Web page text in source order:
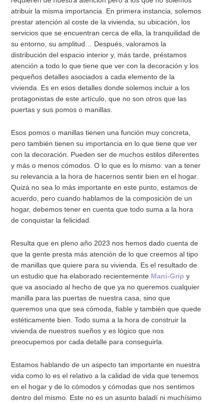
atribuir la misma importancia. En primera instancia, solemos
prestar atención al coste de la vivienda, su ubicación, los
servicios que se encuentran cerca de ella, la tranquilidad de
su entorno, su amplitud… Después, valoramos la
distribución del espacio interior y, más tarde, préstamos
atención a todo lo que tiene que ver con la decoración y los
pequeños detalles asociados a cada elemento de la
vivienda. Es en esos detalles donde solemos incluir a los
protagonistas de este artículo, que no son otros que las
puertas y sus pomos o manillas.
Esos pomos o manillas tienen una función muy concreta,
pero también tienen su importancia en lo que tiene que ver
con la decoración. Pueden ser de muchos estilos diferentes
y más o menos cómodos. O lo que es lo mismo: van a tener
su relevancia a la hora de hacernos sentir bien en el hogar.
Quizá no sea lo más importante en este punto, estamos de
acuerdo, pero cuando hablamos de la composición de un
hogar, debemos tener en cuenta que todo suma a la hora
de conquistar la felicidad.
Resulta que en pleno año 2023 nos hemos dado cuenta de
que la gente presta más atención de lo que creemos al tipo
de manillas que quiere para su vivienda. Es el resultado de
un estudio que ha elaborado recientemente Mani-Grip y
que va asociado al hecho de que ya no queremos cualquier
manilla para las puertas de nuestra casa, sino que
queremos una que sea cómoda, fiable y también que quede
estéticamente bien. Todo suma a la hora de construir la
vivienda de nuestros sueños y es lógico que nos
preocupemos por cada detalle para conseguirla.
Estamos hablando de un aspecto tan importante en nuestra
vida como lo es el relativo a la calidad de vida que tenemos
en el hogar y de lo cómodos y cómodas que nos sentimos
dentro del mismo. Este no es un asunto baladí ni muchísimo